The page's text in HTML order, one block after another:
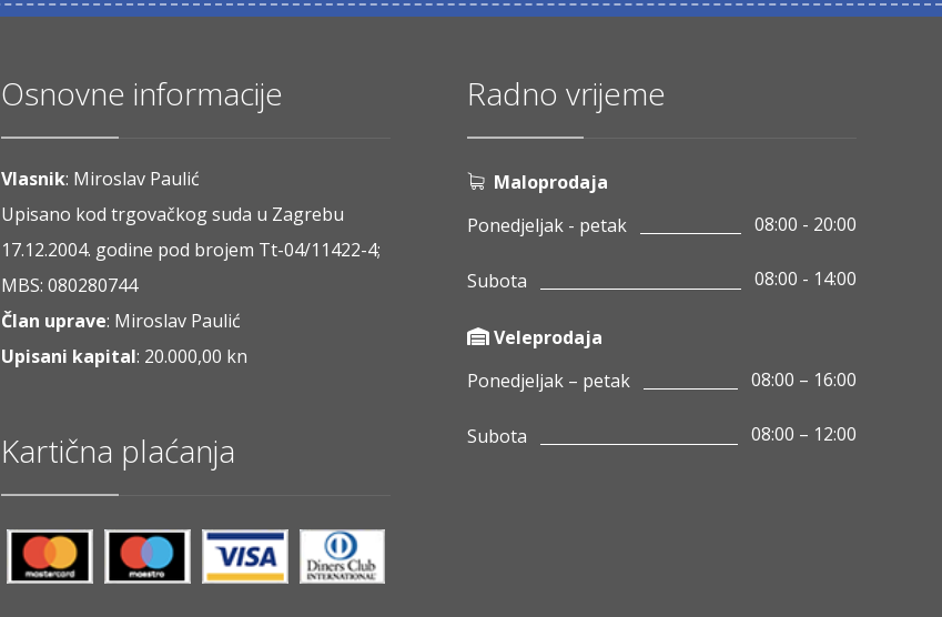
Osnovne informacije
Vlasnik: Miroslav Paulić
Upisano kod trgovačkog suda u Zagrebu
17.12.2004. godine pod brojem Tt-04/11422-4;
MBS: 080280744
Član uprave: Miroslav Paulić
Upisani kapital: 20.000,00 kn
Kartična plaćanja
Radno vrijeme
Maloprodaja
Ponedjeljak - petak
08:00 - 20:00
Subota 08:00 - 14:00
Veleprodaja
Ponedjeljak – petak
08:00 – 16:00
Subota 08:00 – 12:00